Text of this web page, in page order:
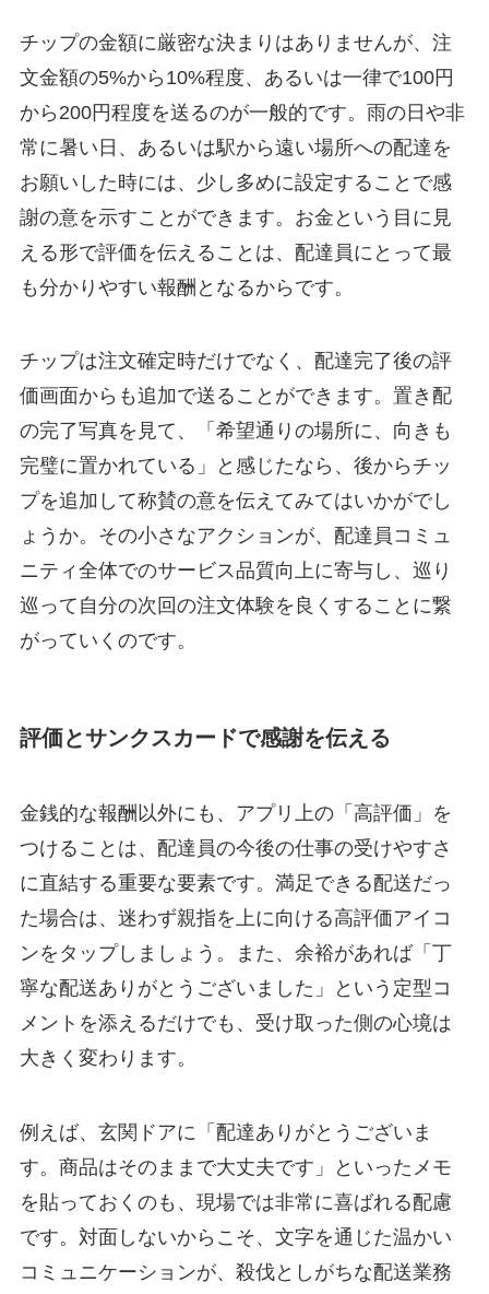
チップの金額に厳密な決まりはありませんが、注
文金額の5%から10%程度、あるいは一律で100円
から200円程度を送るのが一般的です。雨の日や非
常に暑い日、あるいは駅から遠い場所への配達を
お願いした時には、少し多めに設定することで感
謝の意を示すことができます。お金という目に見
える形で評価を伝えることは、配達員にとって最
も分かりやすい報酬となるからです。
チップは注文確定時だけでなく、配達完了後の評
価画面からも追加で送ることができます。置き配
の完了写真を見て、「希望通りの場所に、向きも
完璧に置かれている」と感じたなら、後からチッ
プを追加して称賛の意を伝えてみてはいかがでし
ょうか。その小さなアクションが、配達員コミュ
ニティ全体でのサービス品質向上に寄与し、巡り
巡って自分の次回の注文体験を良くすることに繋
がっていくのです。
評価とサンクスカードで感謝を伝える
金銭的な報酬以外にも、アプリ上の「高評価」を
つけることは、配達員の今後の仕事の受けやすさ
に直結する重要な要素です。満足できる配送だっ
た場合は、迷わず親指を上に向ける高評価アイコ
ンをタップしましょう。また、余裕があれば「丁
寧な配送ありがとうございました」という定型コ
メントを添えるだけでも、受け取った側の心境は
大きく変わります。
例えば、玄関ドアに「配達ありがとうございま
す。商品はそのままで大丈夫です」といったメモ
を貼っておくのも、現場では非常に喜ばれる配慮
です。対面しないからこそ、文字を通じた温かい
コミュニケーションが、殺伐としがちな配送業務